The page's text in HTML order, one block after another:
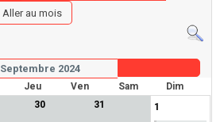
Aller au mois
Septembre 2024
Jeu Ven Sam
Dim
30 31 1